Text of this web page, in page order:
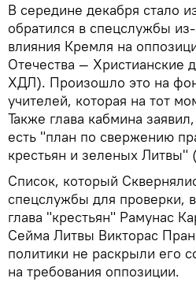
В середине декабря стало
обратился в спецслужбы
влияния Кремля на
Отечества —
ХДЛ). Произошло это на
учителей, которая на тот
Также глава кабмина
есть "план по свержению
крестьян и зеленых
Список, который
спецслужбы для проверки,
глава "крестьян" Рамунас
Сейма Литвы Викторас
политики не раскрыли его
на требования оппозиции.